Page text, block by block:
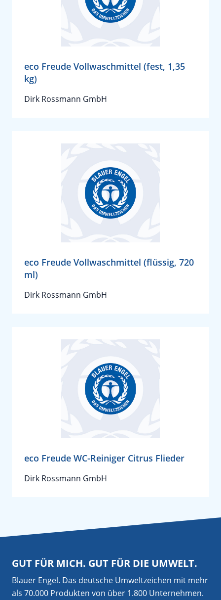
eco Freude Vollwaschmittel (fest, 1,35
kg)
Dirk Rossmann GmbH
eco Freude Vollwaschmittel (flüssig, 720
ml)
Dirk Rossmann GmbH
eco Freude WC-Reiniger Citrus Flieder
Dirk Rossmann GmbH
GUT FÜR MICH. GUT FÜR DIE UMWELT.
Blauer Engel. Das deutsche Umweltzeichen mit mehr
als 70.000 Produkten von über 1.800 Unternehmen.